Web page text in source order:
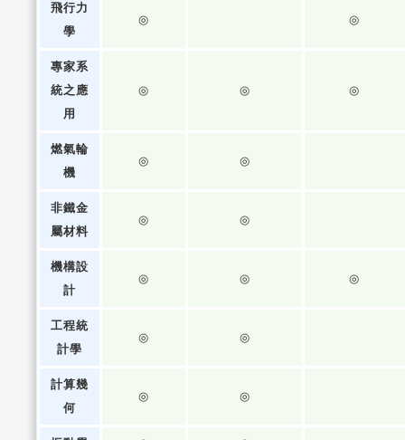
飛行力
學
◎ ◎
專家系
統之應
用
◎ ◎ ◎
燃氣輪
機
◎ ◎
非鐵金
屬材料
◎ ◎
機構設
計
◎ ◎ ◎
工程統
計學
◎ ◎
計算幾
何
◎ ◎